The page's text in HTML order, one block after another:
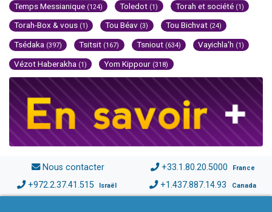
Temps Messianique (124) Toledot (1) Torah et société (1)
Torah-Box & vous (1) Tou Béav (3) Tou Bichvat (24)
Tsédaka (397) Tsitsit (167) Tsniout (634) Vayichla'h (1)
Vézot Haberakha (1) Yom Kippour (318)
Nous contacter +33.1.80.20.5000 France
+972.2.37.41.515 Israël +1.437.887.14.93 Canada